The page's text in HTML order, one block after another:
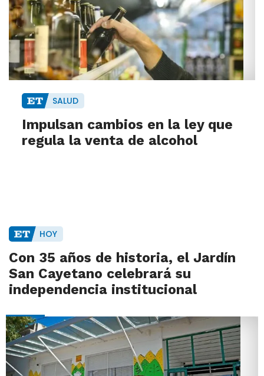
SALUD
Impulsan cambios en la ley que
regula la venta de alcohol
HOY
Con 35 años de historia, el Jardín
San Cayetano celebrará su
independencia institucional